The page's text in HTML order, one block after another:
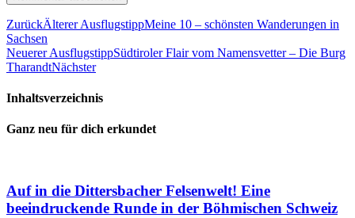
ZurückÄlterer AusflugstippMeine 10 – schönsten Wanderungen in
Sachsen
Neuerer AusflugstippSüdtiroler Flair vom Namensvetter – Die Burg
TharandtNächster
Inhaltsverzeichnis
Ganz neu für dich erkundet
Auf in die Dittersbacher Felsenwelt! Eine
beeindruckende Runde in der Böhmischen Schweiz